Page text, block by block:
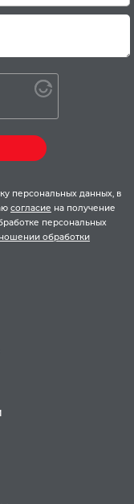
персональных данных, в
согласие на получение
персональных
обработки